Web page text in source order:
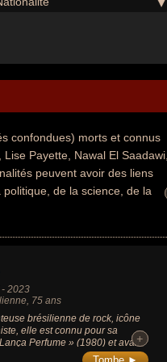
confondues) morts et connus
Payette, Nawal El Saadawi,
peuvent avoir des liens
de la science, de la
chanteur, chanteur de
de télévision, dauphin,
à une élection politique,
nationalités au moment de leurs
tunisien par exemple.
-2023
, 75 ans
brésilienne de rock, icône
elle est connu pour sa
Perfume » (1980) et avait
de 60 millions d’albums dans le
+
+